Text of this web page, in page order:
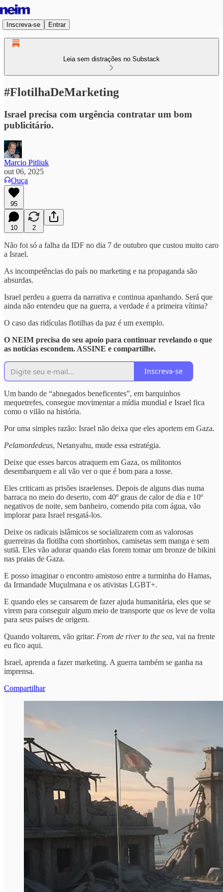
Inscreva-se Entrar
Leia sem distrações no Substack
#FlotilhaDeMarketing
Israel precisa com urgência contratar um bom
publicitário.
Marcio Pitliuk
out 06, 2025
Ouça
95
10 2
Não foi só a falha da IDF no dia 7 de outubro que custou muito caro
a Israel.
As incompetências do país no marketing e na propaganda são
absurdas.
Israel perdeu a guerra da narrativa e continua apanhando. Será que
ainda não entendeu que na guerra, a verdade é a primeira vítima?
O caso das ridículas flotilhas da paz é um exemplo.
O NEIM precisa do seu apoio para continuar revelando o que
as notícias escondem. ASSINE e compartilhe.
Inscreva-se
Um bando de “abnegados beneficentes”, em barquinhos
mequetrefes, consegue movimentar a mídia mundial e Israel fica
como o vilão na história.
Por uma simples razão: Israel não deixa que eles aportem em Gaza.
Pelamordedeus, Netanyahu, mude essa estratégia.
Deixe que esses barcos atraquem em Gaza, os militontos
desembarquem e ali vão ver o que é bom para a tosse.
Eles criticam as prisões israelenses. Depois de alguns dias numa
barraca no meio do deserto, com 40º graus de calor de dia e 10º
negativos de noite, sem banheiro, comendo pita com água, vão
implorar para Israel resgatá-los.
Deixe os radicais islâmicos se socializarem com as valorosas
guerreiras da flotilha com shortinhos, camisetas sem manga e sem
sutiã. Eles vão adorar quando elas forem tomar um bronze de bikini
nas praias de Gaza.
E posso imaginar o encontro amistoso entre a turminha do Hamas,
da Irmandade Muçulmana e os ativistas LGBT+.
E quando eles se cansarem de fazer ajuda humanitária, eles que se
virem para conseguir algum meio de transporte que os leve de volta
para seus países de origem.
Quando voltarem, vão gritar: From de river to the sea, vai na frente
eu fico aqui.
Israel, aprenda a fazer marketing. A guerra também se ganha na
imprensa.
Compartilhar